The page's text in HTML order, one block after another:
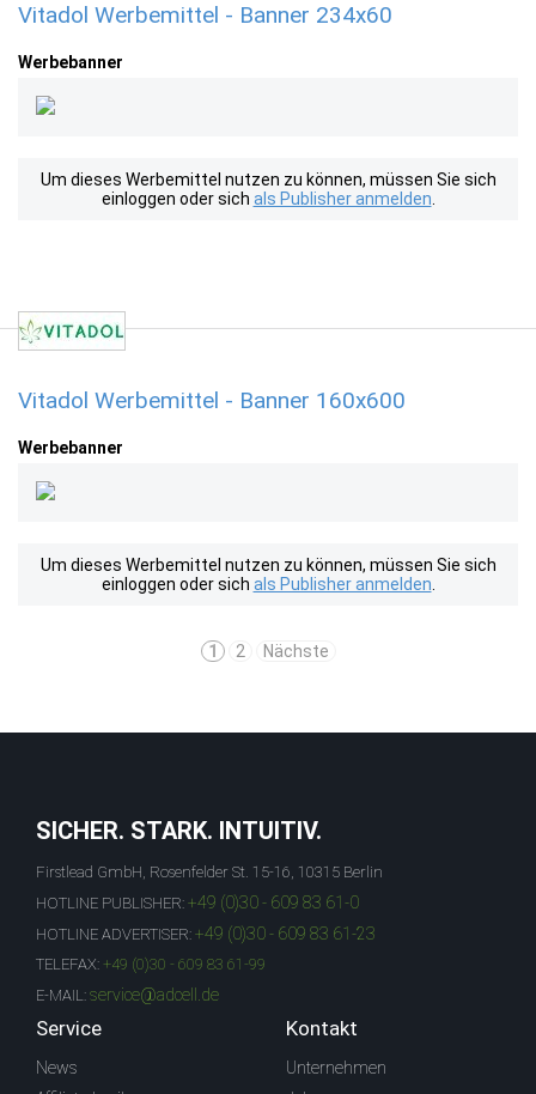
Vitadol Werbemittel - Banner 234x60
Werbebanner
Um dieses Werbemittel nutzen zu können, müssen Sie sich
einloggen oder sich als Publisher anmelden
Vitadol Werbemittel - Banner 160x600
Werbebanner
Um dieses Werbemittel nutzen zu können, müssen Sie sich
einloggen oder sich als Publisher anmelden
1 2 Nächste
SICHER. STARK. INTUITIV.
Firstlead GmbH, Rosenfelder St. 15-16, 10315 Berlin
HOTLINE PUBLISHER: +49 (0)30 - 609 83 61-0
HOTLINE ADVERTISER: +49 (0)30 - 609 83 61-23
TELEFAX: +49 (0)30 - 609 83 61-99
E-MAIL: service@adcell.de
Service
News
Kontakt
Unternehmen